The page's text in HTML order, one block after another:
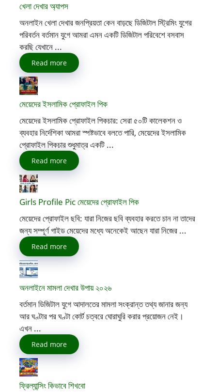
খেলা দেখার অ্যাপস
অনলাইন খেলা দেখার জনপ্রিয়তা কেন বাড়ছে ডিজিটাল স্ট্রিমিং যুগের
পরিবর্তন বর্তমান যুগে আমরা এমন একটি ডিজিটাল পরিবেশে বসবাস
করছি যেখানে ...
Read more
মেয়েদের ইসলামিক প্রোফাইল পিক
মেয়েদের ইসলামিক প্রোফাইল পিকচার: সেরা ৫০টি কালেকশন ও
ব্যবহার নির্দেশিকা আমরা স্পষ্টভাবে বলতে পারি, মেয়েদের ইসলামিক
প্রোফাইল পিকচার শুধুমাত্র একটি ...
Read more
Girls Profile Pic মেয়েদের প্রোফাইল পিক
মেয়েদের প্রোফাইল ছবি: যারা নিজের ছবি ব্যবহার করতে চান না তাদের
জন্য সম্পূর্ণ গাইড মেয়েদের মধ্যে অনেকেই আছেন যারা নিজের ...
Read more
অনলাইনে মামলা দেখার উপায় ২০২৬
বর্তমান ডিজিটাল যুগে আদালতের মামলা সংক্রান্ত তথ্য জানার জন্য
আর ঘণ্টার পর ঘণ্টা কোর্ট চত্বরে ঘোরাঘুরি করার প্রয়োজন নেই।
এখন ...
Read more
ফ্রিল্যান্সিং কিভাবে শিখবো